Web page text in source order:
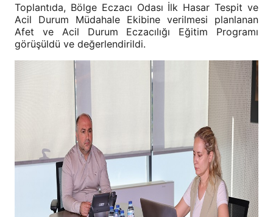
Toplantıda, Bölge Eczacı Odası İlk Hasar Tespit ve
Acil Durum Müdahale Ekibine verilmesi planlanan
Afet ve Acil Durum Eczacılığı Eğitim Programı
görüşüldü ve değerlendirildi.